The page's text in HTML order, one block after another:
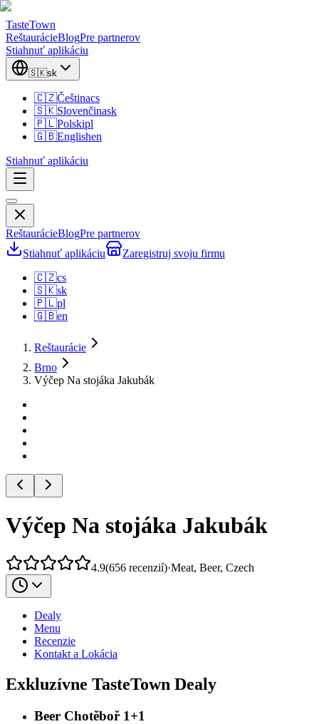
TasteTown
ReštaurácieBlogPre partnerov
Stiahnuť aplikáciu
🇸🇰sk
🇨🇿Češtinacs
🇸🇰Slovenčinask
🇵🇱Polskipl
🇬🇧Englishen
Stiahnuť aplikáciu
ReštaurácieBlogPre partnerov
Stiahnuť aplikáciu
Zaregistruj svoju firmu
🇨🇿cs
🇸🇰sk
🇵🇱pl
🇬🇧en
Reštaurácie
Brno
Výčep Na stojáka Jakubák
Výčep Na stojáka Jakubák
4.9(656 recenzií)·Meat, Beer, Czech
Dealy
Menu
Recenzie
Kontakt a Lokácia
Exkluzívne TasteTown Dealy
Beer Chotěboř 1+1